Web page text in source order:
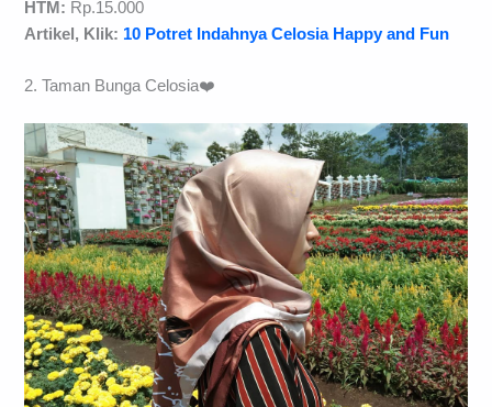
HTM: Rp.15.000
Artikel, Klik: 10 Potret Indahnya Celosia Happy and Fun
2. Taman Bunga Celosia❤️